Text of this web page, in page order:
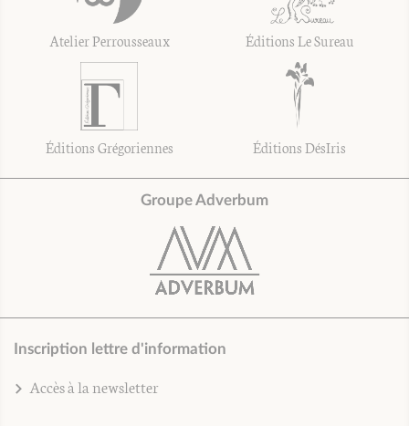
Atelier Perrousseaux Éditions Le Sureau
Éditions Grégoriennes Éditions DésIris
Groupe Adverbum
Inscription lettre d'information
Accès à la newsletter